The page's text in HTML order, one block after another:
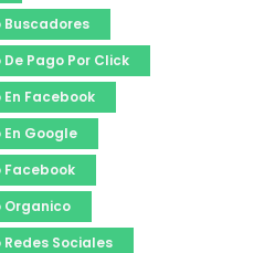
Buscadores
Pago Por Click
Facebook
Google
Facebook
Organico
Sociales